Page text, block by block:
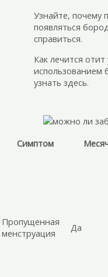
Узнайте, почему
появляться
справиться.
Как лечится
использованием
узнать здесь.
Симптом
Пропущенная
менструация
Да